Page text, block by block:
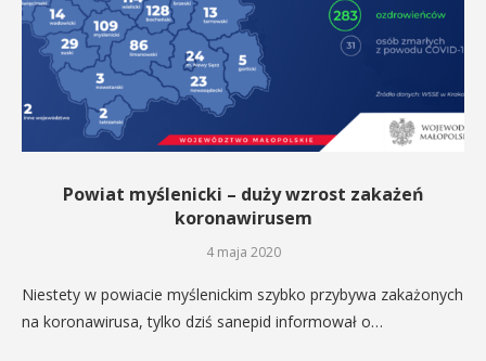
Powiat myślenicki – duży wzrost zakażeń
koronawirusem
4 maja 2020
Niestety w powiacie myślenickim szybko przybywa zakażonych
na koronawirusa, tylko dziś sanepid informował o…